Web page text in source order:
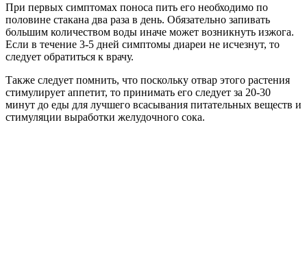
При первых симптомах поноса пить его необходимо по
половине стакана два раза в день. Обязательно запивать
большим количеством воды иначе может возникнуть изжога.
Если в течение 3-5 дней симптомы диареи не исчезнут, то
следует обратиться к врачу.
Также следует помнить, что поскольку отвар этого растения
стимулирует аппетит, то принимать его следует за 20-30
минут до еды для лучшего всасывания питательных веществ и
стимуляции выработки желудочного сока.